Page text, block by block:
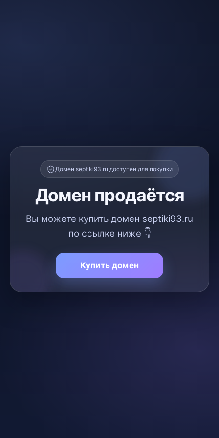
Домен septiki93.ru доступен для покупки
Домен продаётся
Вы можете купить домен septiki93.ru
по ссылке ниже 👇
Купить домен